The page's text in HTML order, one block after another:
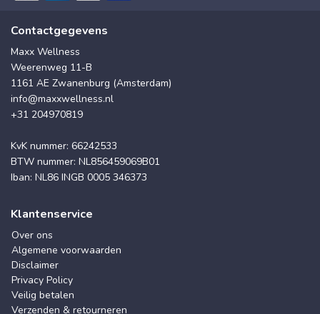
Contactgegevens
Maxx Wellness
Weerenweg 11-B
1161 AE Zwanenburg (Amsterdam)
info@maxxwellness.nl
+31 204970819
KvK nummer: 66242533
BTW nummer: NL856459069B01
Iban: NL86 INGB 0005 346373
Klantenservice
Over ons
Algemene voorwaarden
Disclaimer
Privacy Policy
Veilig betalen
Verzenden & retourneren